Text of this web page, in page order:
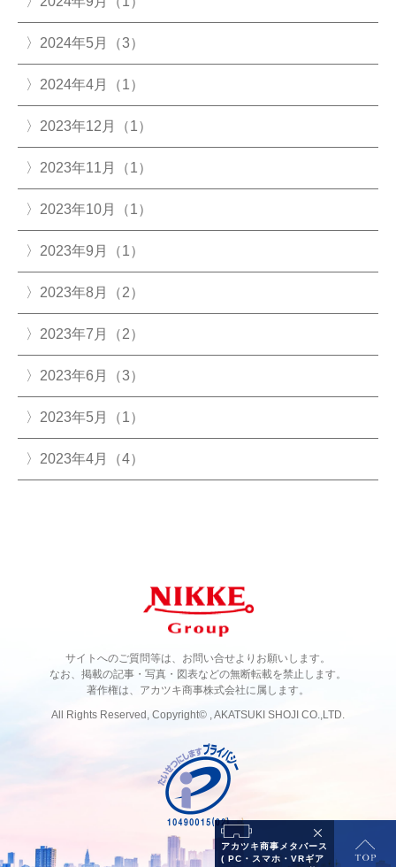
アカツキ商事メタバース
( PC・スマホ・VRギア
2024年5月（3）
2024年4月（1）
2023年12月（1）
2023年11月（1）
2023年10月（1）
2023年9月（1）
2023年8月（2）
2023年7月（2）
2023年6月（3）
2023年5月（1）
2023年4月（4）
サイトへのご質問等は、お問い合せよりお願いします。
なお、掲載の記事・写真・図表などの無断転載を禁止します。
著作権は、アカツキ商事株式会社に属します。
All Rights Reserved, Copyright© , AKATSUKI SHOJI CO.,LTD.